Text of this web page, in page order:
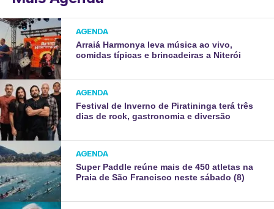
AGENDA
Arraiá Harmonya leva música ao vivo,
comidas típicas e brincadeiras a Niterói
AGENDA
Festival de Inverno de Piratininga terá três
dias de rock, gastronomia e diversão
AGENDA
Super Paddle reúne mais de 450 atletas na
Praia de São Francisco neste sábado (8)